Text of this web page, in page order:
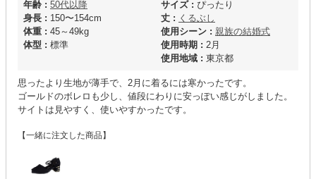
年齢 : 50代以降
身長 : 150〜154cm
体重 : 45～49kg
体型 : 標準
サイズ : ぴったり
丈 : くるぶし
使用シーン : 親族の結婚式
使用時期 : 2月
使用地域 : 東京都
思ったより生地が薄手で、2月に着るには寒かったです。
ゴールドのボレロも少し、値段にわりに安っぽい感じがしました。
サイトは見やすく、使いやすかったです。
【一緒に注文した商品】